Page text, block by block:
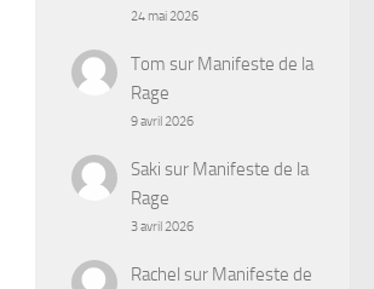
24 mai 2026
Tom sur Manifeste de la
Rage
9 avril 2026
Saki sur Manifeste de la
Rage
3 avril 2026
Rachel sur Manifeste de